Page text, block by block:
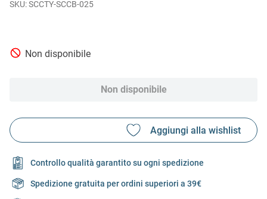
SCCTY-SCCB-025
Non disponibile
Non disponibile
Controllo qualità garantito su ogni spedizione
Spedizione gratuita per ordini superiori a 39€